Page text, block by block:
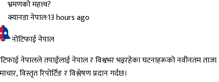
क्यानडा नेपाल·13 hours ago
नोटिफाई नेपाल
नेपालले तपाईंलाई नेपाल र विश्वभर भइरहेका घटनाहरूको नवीनतम ताजा
विस्तृत रिपोर्टिङ र विश्लेषण प्रदान गर्दछ।